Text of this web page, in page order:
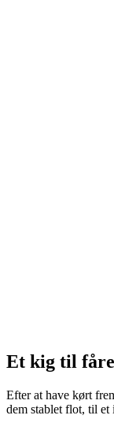
Et kig til
Efter at have kørt
dem stablet flot, til et